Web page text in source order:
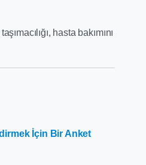
hasta bakımını
İçin Bir Anket